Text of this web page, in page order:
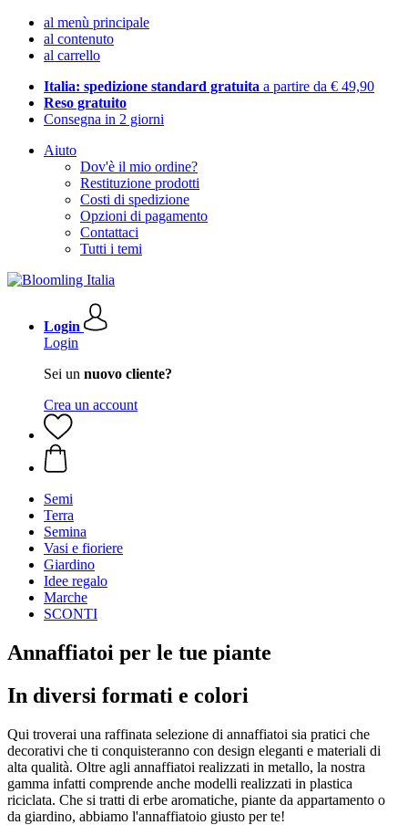
al menù principale
al contenuto
al carrello
Italia: spedizione standard gratuita a partire da € 49,90
Reso gratuito
Consegna in 2 giorni
Aiuto
Dov'è il mio ordine?
Restituzione prodotti
Costi di spedizione
Opzioni di pagamento
Contattaci
Tutti i temi
Login
Login
Sei un nuovo cliente?
Crea un account
Semi
Terra
Semina
Vasi e fioriere
Giardino
Idee regalo
Marche
SCONTI
Annaffiatoi per le tue piante
In diversi formati e colori
Qui troverai una raffinata selezione di annaffiatoi sia pratici che
decorativi che ti conquisteranno con design eleganti e materiali di
alta qualità. Oltre agli annaffiatoi realizzati in metallo, la nostra
gamma infatti comprende anche modelli realizzati in plastica
riciclata. Che si tratti di erbe aromatiche, piante da appartamento o
da giardino, abbiamo l'annaffiatoio giusto per te!